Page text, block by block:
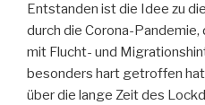
Entstanden ist die Idee zu
durch die Corona-Pandemie,
mit Flucht- und
besonders hart getroffen
über die lange Zeit des